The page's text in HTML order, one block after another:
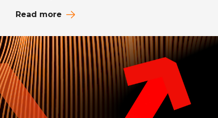
Read more